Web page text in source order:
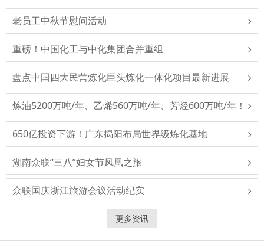
老员工中秋节慰问活动
重磅！中国化工与中化集团合并重组
盘点中国四大民营炼化巨头炼化一体化项目最新进展
炼油5200万吨/年、乙烯560万吨/年、芳烃600万吨/年！
650亿投资下游！广东揭阳布局世界级炼化基地
湖南众联“三八”妇女节凤凰之旅
众联国庆浙江旅游会议活动纪实
更多资讯